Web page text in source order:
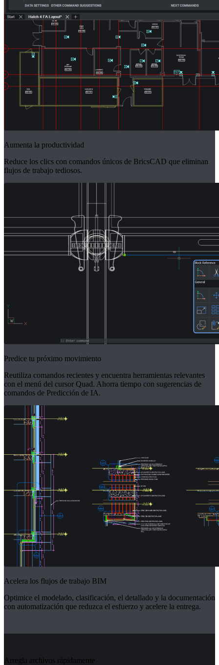
Aumenta la productividad
Reduce los clics con comandos únicos de BricsCAD que eliminan
flujos de trabajo tediosos.
Predice tu próximo movimiento
Reutiliza comandos recientes y encuentra herramientas relevantes
con el menú del cursor Quad. Ahorra tiempo con sugerencias de
comandos de Predicción de IA.
Acelera los flujos de trabajo BIM
Optimice el modelado, clasificación, el detallado y la documentación
con automatización que reduzca el esfuerzo y acelere la entrega.
Arregla archivos rápidamente